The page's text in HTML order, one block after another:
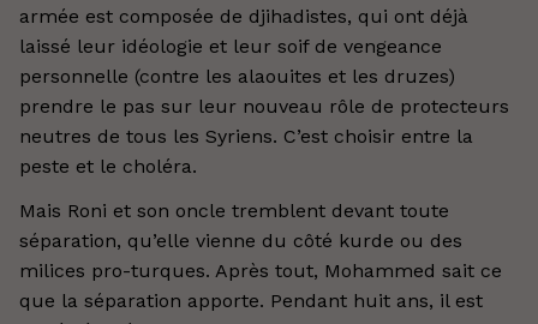
armée est composée de djihadistes, qui ont déjà
laissé leur idéologie et leur soif de vengeance
personnelle (contre les alaouites et les druzes)
prendre le pas sur leur nouveau rôle de protecteurs
neutres de tous les Syriens. C’est choisir entre la
peste et le choléra.
Mais Roni et son oncle tremblent devant toute
séparation, qu’elle vienne du côté kurde ou des
milices pro-turques. Après tout, Mohammed sait ce
que la séparation apporte. Pendant huit ans, il est